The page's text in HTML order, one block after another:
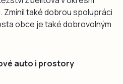
také dobrou spolupráci
obce je také dobrovolným
auto i prostory